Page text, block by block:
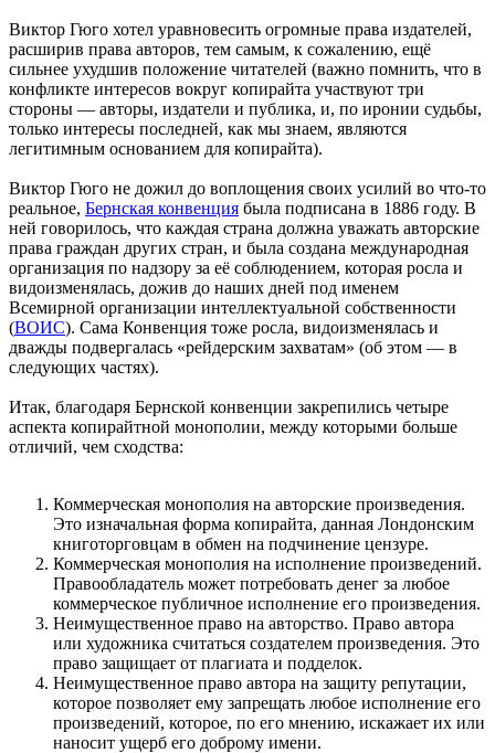
Виктор Гюго хотел уравновесить огромные права издателей,
расширив права авторов, тем самым, к сожалению, ещё
сильнее ухудшив положение читателей (важно помнить, что в
конфликте интересов вокруг копирайта участвуют три
стороны — авторы, издатели и публика, и, по иронии судьбы,
только интересы последней, как мы знаем, являются
легитимным основанием для копирайта).
Виктор Гюго не дожил до воплощения своих усилий во что-то
реальное, Бернская конвенция была подписана в 1886 году. В
ней говорилось, что каждая страна должна уважать авторские
права граждан других стран, и была создана международная
организация по надзору за её соблюдением, которая росла и
видоизменялась, дожив до наших дней под именем
Всемирной организации интеллектуальной собственности
(ВОИС). Сама Конвенция тоже росла, видоизменялась и
дважды подвергалась «рейдерским захватам» (об этом — в
следующих частях).
Итак, благодаря Бернской конвенции закрепились четыре
аспекта копирайтной монополии, между которыми больше
отличий, чем сходства:
Коммерческая монополия на авторские произведения.
Это изначальная форма копирайта, данная Лондонским
книготорговцам в обмен на подчинение цензуре.
Коммерческая монополия на исполнение произведений.
Правообладатель может потребовать денег за любое
коммерческое публичное исполнение его произведения.
Неимущественное право на авторство. Право автора
или художника считаться создателем произведения. Это
право защищает от плагиата и подделок.
Неимущественное право автора на защиту репутации,
которое позволяет ему запрещать любое исполнение его
произведений, которое, по его мнению, искажает их или
наносит ущерб его доброму имени.